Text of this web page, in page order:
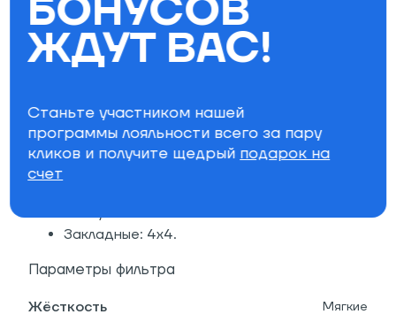
для трассового катания, так и для
паркового
Сердечник Aspen: отзывчивый сердечник
плотных пород древесины в области
закладных и по краям для долговечности и
упругости доски
Закладные: 4х4.
Параметры фильтра
Жёсткость Мягкие
БОНУСОВ
ЖДУТ ВАС!
Станьте участником нашей
программы лояльности всего за пару
кликов и получите щедрый подарок на
счет